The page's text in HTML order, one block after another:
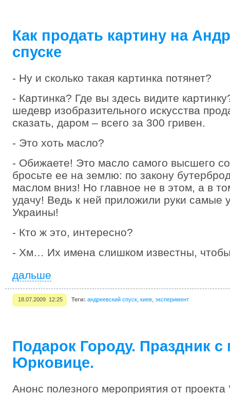
Как продать картину на
спуске
- Ну и сколько такая картинка потянет?
- Картинка? Где вы здесь видите
шедевр изобразительного искусства
сказать, даром – всего за 300 гривен.
- Это хоть масло?
- Обижаете! Это масло самого высшего
бросьте ее на землю: по закону
маслом вниз! Но главное не в этом, а в
удачу! Ведь к ней приложили руки
Украины!
- Кто ж это, интересно?
- Хм… Их имена слишком известны,
дальше
18.07.2009 12:25 Теги: андреевский спуск киев эксперимент
Подарок Городу. Праздник c
Юрковице.
Анонс полезного мероприятия от проекта